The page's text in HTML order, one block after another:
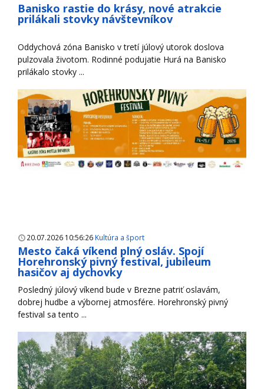
Banisko rastie do krásy, nové atrakcie
prilákali stovky návštevníkov
Oddychová zóna Banisko v tretí júlový utorok doslova
pulzovala životom. Rodinné podujatie Hurá na Banisko
prilákalo stovky ...
20.07.2026 10:56:26 Kultúra a šport
Mesto čaká víkend plný osláv. Spojí
Horehronský pivný festival, jubileum
hasičov aj dychovky
Posledný júlový víkend bude v Brezne patriť oslavám,
dobrej hudbe a výbornej atmosfére. Horehronský pivný
festival sa tento ...